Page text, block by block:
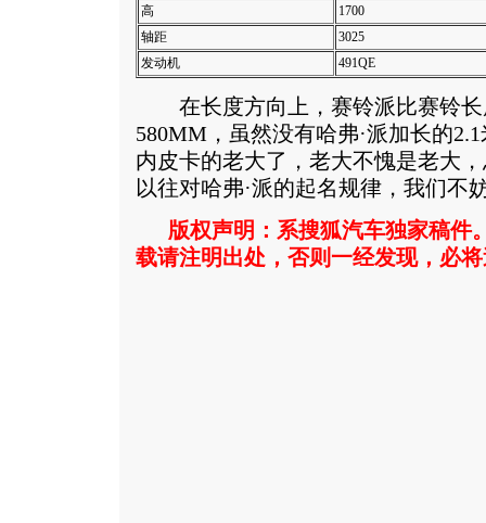
高
1700
轴距
3025
发动机
491QE
在长度方向上，赛铃派比赛铃长
580MM，虽然没有哈弗·派加长的
内皮卡的老大了，老大不愧是老大
以往对哈弗·派的起名规律，我们不
版权声明：系搜狐汽车独家稿件
载请注明出处，否则一经发现，必